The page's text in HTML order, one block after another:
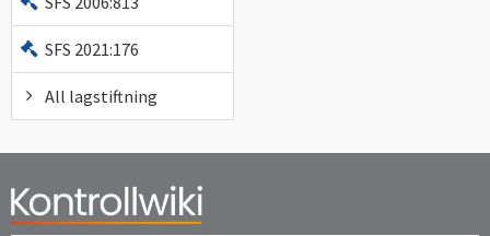
SFS 2021:176
All lagstiftning